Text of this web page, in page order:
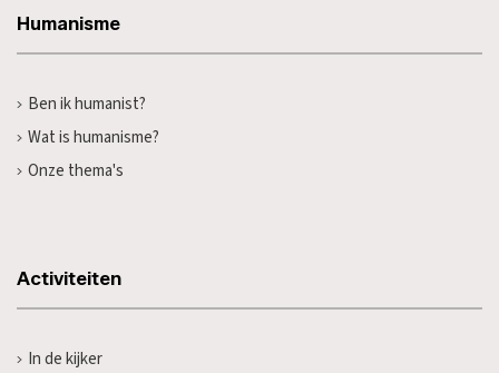
Humanisme
Ben ik humanist?
Wat is humanisme?
Onze thema's
Activiteiten
In de kijker